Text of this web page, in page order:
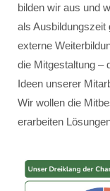
bilden wir aus und
als Ausbildungszeit
externe
die Mitgestaltung –
Ideen unserer
Wir wollen die
erarbeiten